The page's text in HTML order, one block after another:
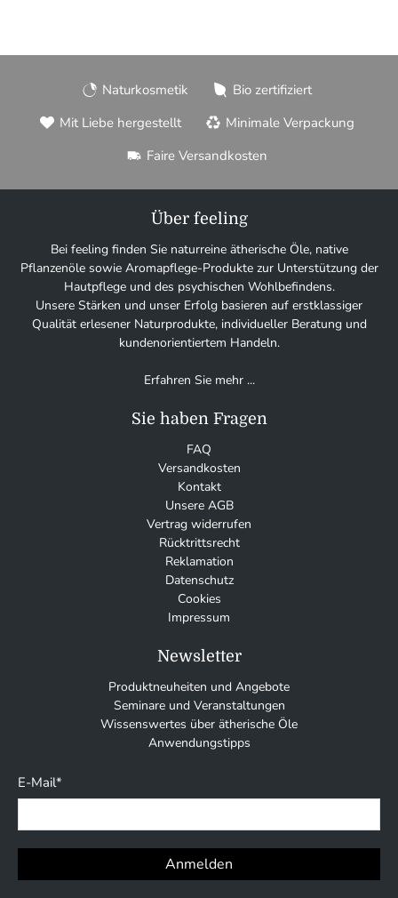
Naturkosmetik
Bio zertifiziert
Mit Liebe hergestellt
Minimale Verpackung
Faire Versandkosten
Über feeling
Bei feeling finden Sie naturreine ätherische Öle, native
Pflanzenöle sowie Aromapflege-Produkte zur Unterstützung der
Hautpflege und des psychischen Wohlbefindens.
Unsere Stärken und unser Erfolg basieren auf erstklassiger
Qualität erlesener Naturprodukte, individueller Beratung und
kundenorientiertem Handeln.
Erfahren Sie mehr ...
Sie haben Fragen
FAQ
Versandkosten
Kontakt
Unsere AGB
Vertrag widerrufen
Rücktrittsrecht
Reklamation
Datenschutz
Cookies
Impressum
Newsletter
Produktneuheiten und Angebote
Seminare und Veranstaltungen
Wissenswertes über ätherische Öle
Anwendungstipps
E-Mail*
Anmelden